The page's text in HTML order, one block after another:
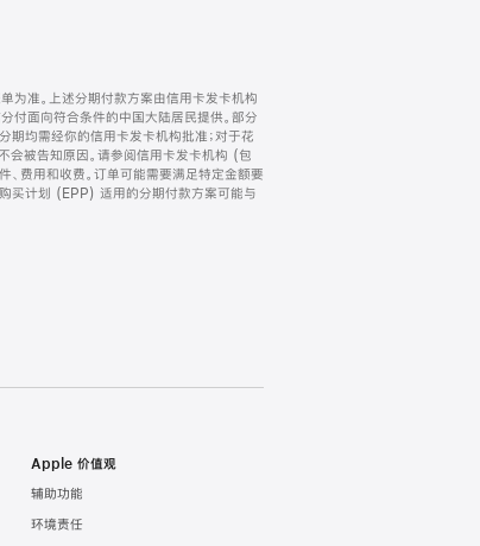
为准。上述分期付款方案由信用卡发卡机构
付面向符合条件的中国大陆居民提供。部分
均需经你的信用卡发卡机构批准；对于花
会被告知原因。请参阅信用卡发卡机构 (包
、费用和收费。订单可能需要满足特定金额要
买计划 (EPP) 适用的分期付款方案可能与
Apple 价值观
辅助功能
环境责任